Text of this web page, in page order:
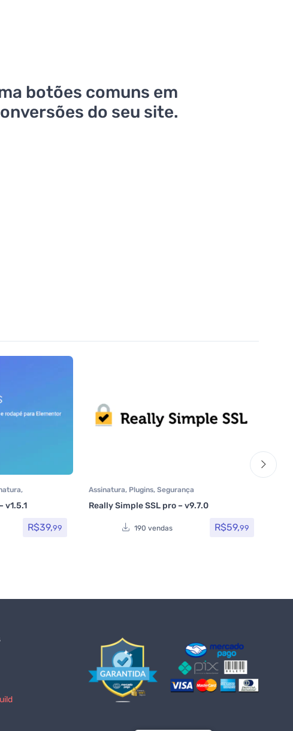
botões comuns em
do seu site.
,
Pro
v1.5.1
R$39,99
Assinatura, Plugins, Segurança
Really Simple SSL pro – v9.7.0
190 vendas R$59,99